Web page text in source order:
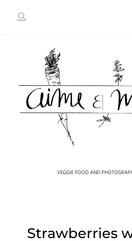
VEGGIE FOOD AND
Strawberries